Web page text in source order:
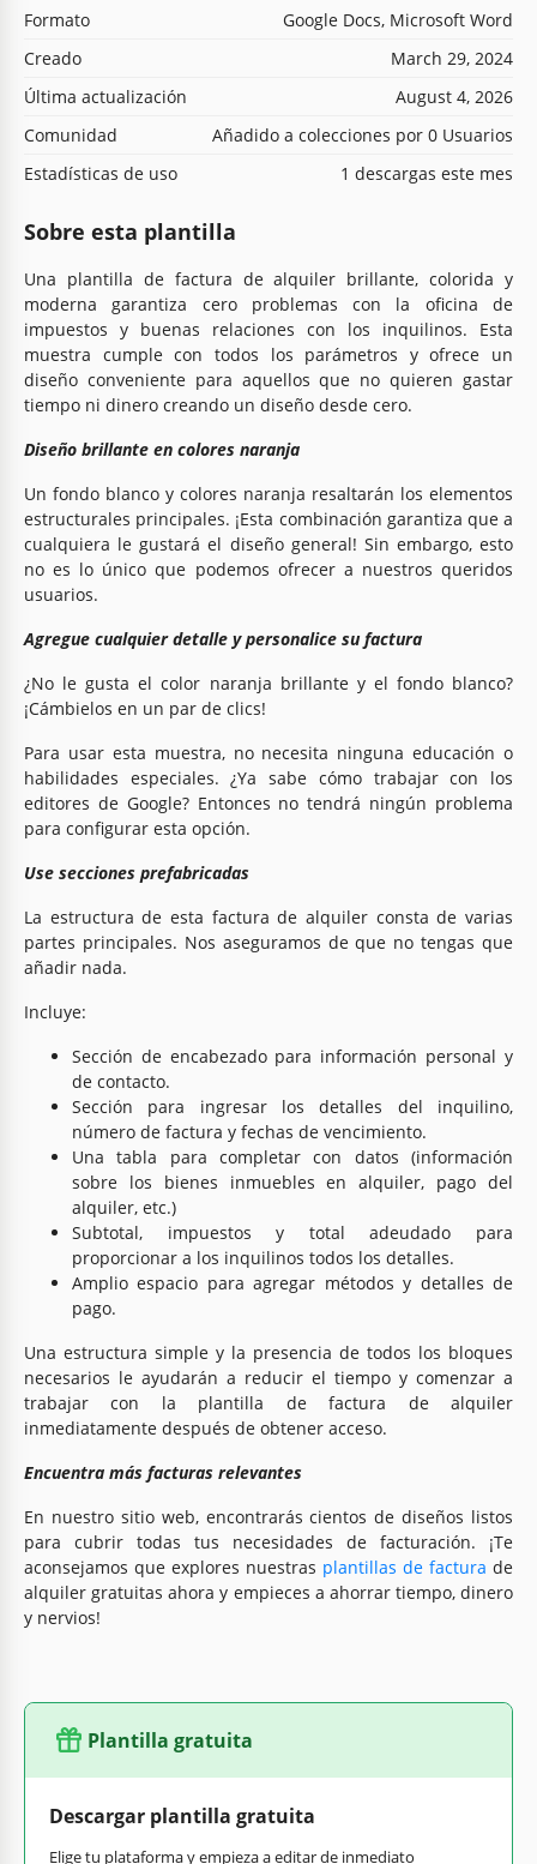
Formato
Google Docs, Microsoft Word
Creado
March 29, 2024
Última actualización
August 4, 2026
Comunidad
Añadido a colecciones por 0 Usuarios
Estadísticas de uso
1 descargas este mes
Sobre esta plantilla
Una plantilla de factura de alquiler brillante, colorida y
moderna garantiza cero problemas con la oficina de
impuestos y buenas relaciones con los inquilinos. Esta
muestra cumple con todos los parámetros y ofrece un
diseño conveniente para aquellos que no quieren gastar
tiempo ni dinero creando un diseño desde cero.
Diseño brillante en colores naranja
Un fondo blanco y colores naranja resaltarán los elementos
estructurales principales. ¡Esta combinación garantiza que a
cualquiera le gustará el diseño general! Sin embargo, esto
no es lo único que podemos ofrecer a nuestros queridos
usuarios.
Agregue cualquier detalle y personalice su factura
¿No le gusta el color naranja brillante y el fondo blanco?
¡Cámbielos en un par de clics!
Para usar esta muestra, no necesita ninguna educación o
habilidades especiales. ¿Ya sabe cómo trabajar con los
editores de Google? Entonces no tendrá ningún problema
para configurar esta opción.
Use secciones prefabricadas
La estructura de esta factura de alquiler consta de varias
partes principales. Nos aseguramos de que no tengas que
añadir nada.
Incluye:
Sección de encabezado para información personal y
de contacto.
Sección para ingresar los detalles del inquilino,
número de factura y fechas de vencimiento.
Una tabla para completar con datos (información
sobre los bienes inmuebles en alquiler, pago del
alquiler, etc.)
Subtotal, impuestos y total adeudado para
proporcionar a los inquilinos todos los detalles.
Amplio espacio para agregar métodos y detalles de
pago.
Una estructura simple y la presencia de todos los bloques
necesarios le ayudarán a reducir el tiempo y comenzar a
trabajar con la plantilla de factura de alquiler
inmediatamente después de obtener acceso.
Encuentra más facturas relevantes
En nuestro sitio web, encontrarás cientos de diseños listos
para cubrir todas tus necesidades de facturación. ¡Te
aconsejamos que explores nuestras plantillas de factura de
alquiler gratuitas ahora y empieces a ahorrar tiempo, dinero
y nervios!
Plantilla gratuita
Descargar plantilla gratuita
Elige tu plataforma y empieza a editar de inmediato